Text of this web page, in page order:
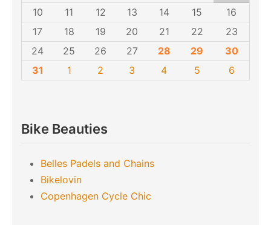
10
11 12 13 14 15
16
17
18 19 20 21 22
23
24
25 26 27 28 29
30
31
1 2 3 4 5 6
Bike Beauties
Belles Padels and Chains
Bikelovin
Copenhagen Cycle Chic